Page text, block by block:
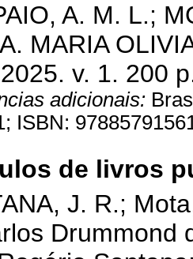
A. M. L.;
MARIA
v. 1. 200
adicionais:
ISBN:
de livros
J. R.;
Drummond